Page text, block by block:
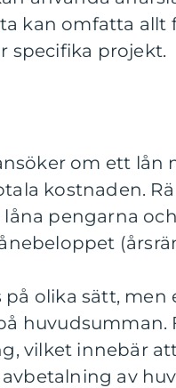
kan omfatta allt
specifika projekt.
om ett lån
kostnaden.
pengarna
olika sätt, men
huvudsumman.
vilket innebär
av